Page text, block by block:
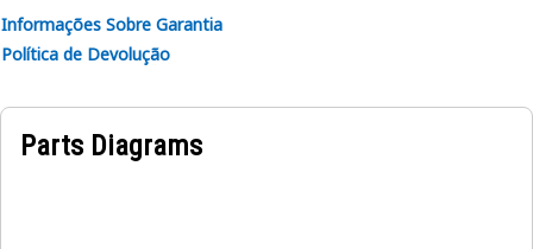
Informações Sobre Garantia
Política de Devolução
Parts Diagrams